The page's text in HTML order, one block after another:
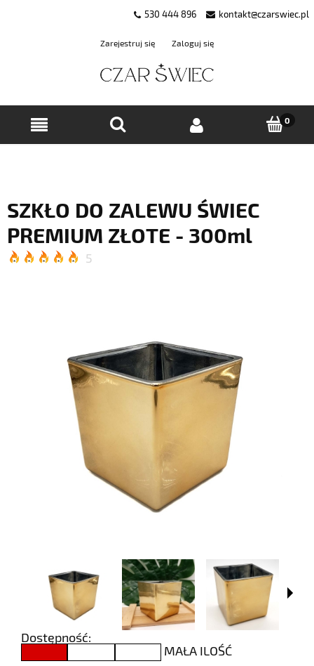
530 444 896 kontakt@czarswiec.pl
Zarejestruj się Zaloguj się
SZKŁO DO ZALEWU ŚWIEC
PREMIUM ZŁOTE - 300ml
5
Dostępność:
MAŁA ILOŚĆ